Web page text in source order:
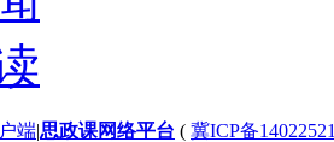
端|思政课网络平台 ( 冀ICP备